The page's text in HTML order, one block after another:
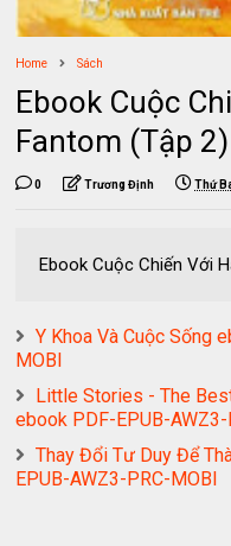
Home Sách
Ebook Cuộc
Fantom (Tập
0 Trương Định Thứ
Ebook Cuộc Chiến Với
Y Khoa Và Cuộc Sống
MOBI
Little Stories - The
ebook PDF-EPUB-
Thay Đổi Tư Duy Để
EPUB-AWZ3-PRC-MOBI